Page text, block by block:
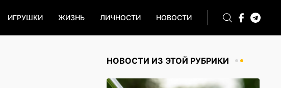
ИГРУШКИ ЖИЗНЬ ЛИЧНОСТИ НОВОСТИ
НОВОСТИ ИЗ ЭТОЙ РУБРИКИ